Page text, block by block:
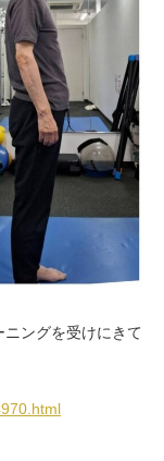
ングを受けにきて